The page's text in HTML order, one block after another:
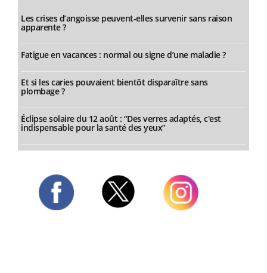
Les crises d’angoisse peuvent-elles survenir sans raison
apparente ?
Fatigue en vacances : normal ou signe d’une maladie ?
Et si les caries pouvaient bientôt disparaître sans
plombage ?
Éclipse solaire du 12 août : “Des verres adaptés, c'est
indispensable pour la santé des yeux”